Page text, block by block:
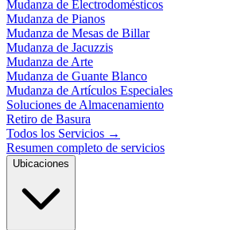
Mudanza de Electrodomésticos
Mudanza de Pianos
Mudanza de Mesas de Billar
Mudanza de Jacuzzis
Mudanza de Arte
Mudanza de Guante Blanco
Mudanza de Artículos Especiales
Soluciones de Almacenamiento
Retiro de Basura
Todos los Servicios →
Resumen completo de servicios
Ubicaciones